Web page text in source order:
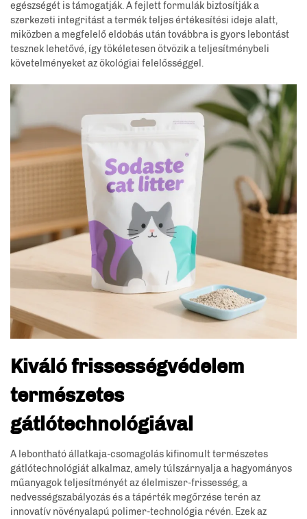
egészségét is támogatják. A fejlett formulák biztosítják a
szerkezeti integritást a termék teljes értékesítési ideje alatt,
miközben a megfelelő eldobás után továbbra is gyors lebontást
tesznek lehetővé, így tökéletesen ötvözik a teljesítménybeli
követelményeket az ökológiai felelősséggel.
Kiváló frissességvédelem
természetes
gátlótechnológiával
A lebontható állatkaja-csomagolás kifinomult természetes
gátlótechnológiát alkalmaz, amely túlszárnyalja a hagyományos
műanyagok teljesítményét az élelmiszer-frissesség, a
nedvességszabályozás és a tápérték megőrzése terén az
innovatív növényalapú polimer-technológia révén. Ezek az